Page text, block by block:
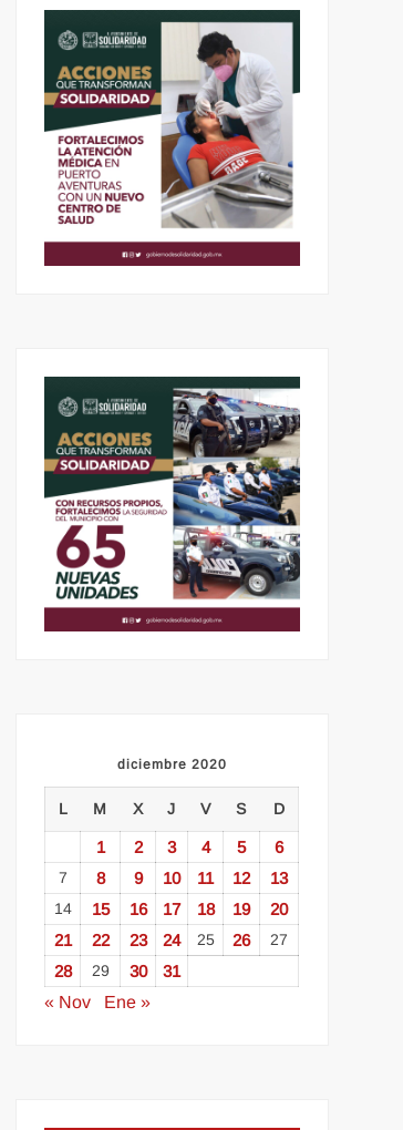
diciembre 2020
L M X J V S D
1 2 3 4 5 6
7 8 9 10 11 12 13
14 15 16 17 18 19
20
21
22 23 24 25 26 27
28 29 30
31
« Nov
Ene »